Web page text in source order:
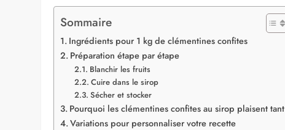
Sommaire
Ingrédients pour 1 kg de clémentines confites
Préparation étape par étape
Blanchir les fruits
Cuire dans le sirop
Sécher et stocker
Pourquoi les clémentines confites au sirop plaisent tant
Variations pour personnaliser votre recette